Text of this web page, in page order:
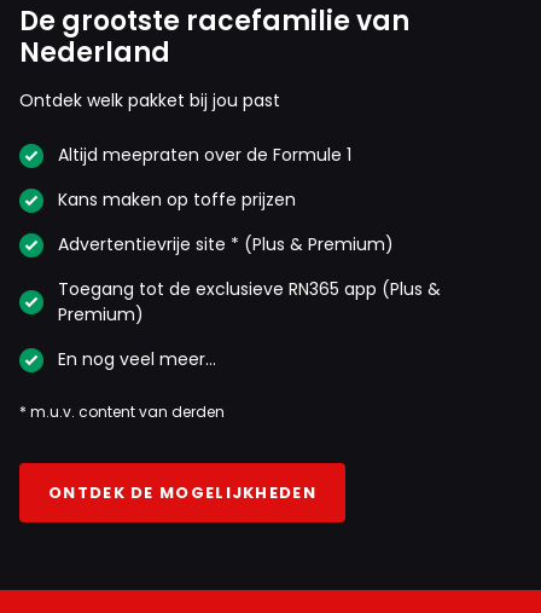
De grootste racefamilie van
Nederland
Ontdek welk pakket bij jou past
Altijd meepraten over de Formule 1
Kans maken op toffe prijzen
Advertentievrije site * (Plus & Premium)
Toegang tot de exclusieve RN365 app (Plus &
Premium)
En nog veel meer…
* m.u.v. content van derden
ONTDEK DE MOGELIJKHEDEN